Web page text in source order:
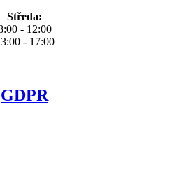
Středa:
- 12:00
- 17:00
GDPR